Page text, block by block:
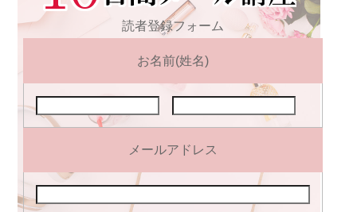
読者登録フォーム
お名前(姓名)
メールアドレス